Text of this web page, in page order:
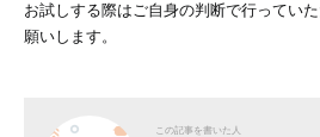
お試しする際はご自身の判断で行ってい
願いします。
この記事を書いた人